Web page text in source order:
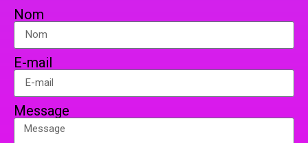
Nom
E-mail
Message